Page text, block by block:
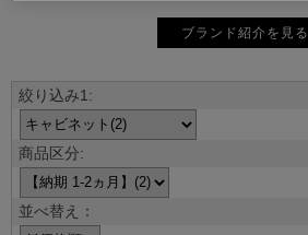
ブランド紹介を見る
並べ替え：